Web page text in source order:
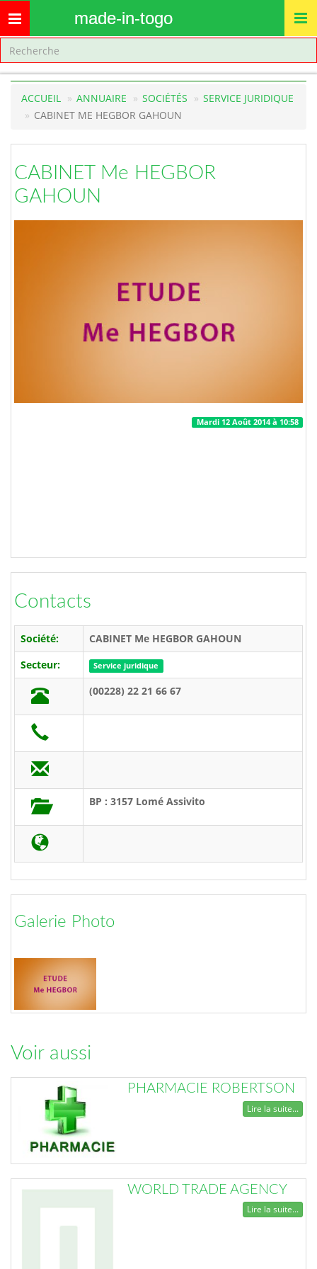
Toggle
navigation
made-in-togo
ACCUEIL ANNUAIRE SOCIÉTÉS
SERVICE JURIDIQUE
CABINET ME HEGBOR GAHOUN
CABINET Me HEGBOR
GAHOUN
Mardi 12 Août 2014 à 10:58
Contacts
Société:
CABINET Me HEGBOR GAHOUN
Secteur:
Service juridique
(00228) 22 21 66 67
BP : 3157 Lomé Assivito
Galerie Photo
Voir aussi
PHARMACIE ROBERTSON
Lire la suite...
WORLD TRADE AGENCY
Lire la suite...